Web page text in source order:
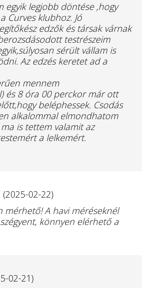
egyik legjobb döntése ,hogy
Curves klubhoz. Jó
edzők és társak várnak
testrészeim
sérült vállam is
Az edzés keretet ad a
mennem
és 8 óra 00 perckor már ott
beléphessek. Csodás
alkalommal elmondhatom
is tettem valamit az
a lelkemért.
(2025-02-22)
mérhető! A havi méréseknél
könnyen elérhető a
02-21)